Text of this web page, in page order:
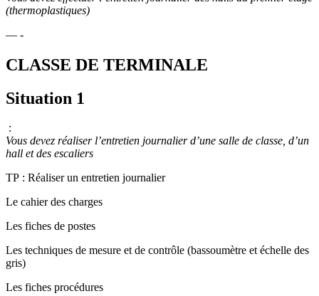
(thermoplastiques)
— -
CLASSE DE TERMINALE
Situation 1
:
Vous devez réaliser l’entretien journalier d’une salle de classe, d’un
hall et des escaliers
TP : Réaliser un entretien journalier
Le cahier des charges
Les fiches de postes
Les techniques de mesure et de contrôle (bassoumètre et échelle des
gris)
Les fiches procédures